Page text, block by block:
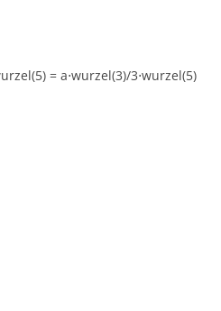
= a⋅wurzel(3)/3⋅wurzel(5)